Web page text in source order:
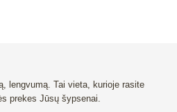
lengvumą. Tai vieta, kurioje rasite
prekes Jūsų šypsenai.